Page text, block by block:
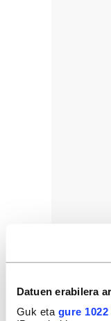
Datuen erabilera
Guk eta gure